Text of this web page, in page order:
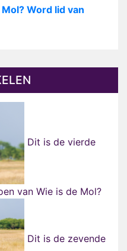
Word lid van
Dit is de vierde
van Wie is de Mol?
Dit is de zevende